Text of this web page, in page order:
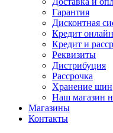
Гарантия
Дисконтная
Кредит
Кредит и
Реквизиты
Дистрибуция
Рассрочка
Хранение шин
Наш магазин
Магазины
Контакты